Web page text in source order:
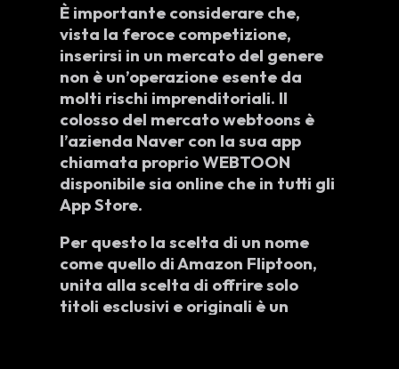
È importante considerare che,
vista la feroce competizione,
inserirsi in un mercato del genere
non è un’operazione esente da
molti rischi imprenditoriali. Il
colosso del mercato webtoons è
l’azienda Naver con la sua app
chiamata proprio WEBTOON
disponibile sia online che in tutti gli
App Store.
Per questo lascelta di un nome
come quello diAmazon Fliptoon,
unita alla scelta di offriresolo
titoli esclusivi e originali è un